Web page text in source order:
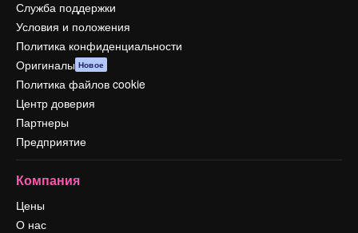
Служба поддержки
Условия и положения
Политика конфиденциальности
Оригиналы Новое
Политика файлов cookie
Центр доверия
Партнеры
Предприятие
Компания
Цены
О нас